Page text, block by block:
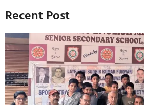
Recent Post